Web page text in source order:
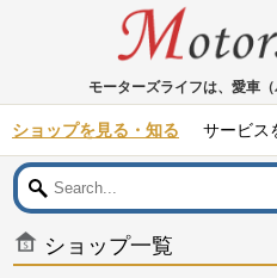
モーターズライフは、愛車
ショップを見る・知る サービス
ショップ一覧